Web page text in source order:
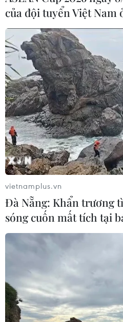
Đội trưởng Lindsey Horan (Mỹ)
vòng cấm Đội tuyển Nữ Việt
Cầu thủ Julie Ertz (số 8, Mỹ)
của đội tuyển Việt Nam
vietnamplus.vn
Đà Nẵng: Khẩn trương
sóng cuốn mất tích tại